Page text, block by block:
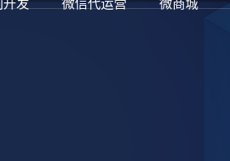
开发 微信代运营 微商城